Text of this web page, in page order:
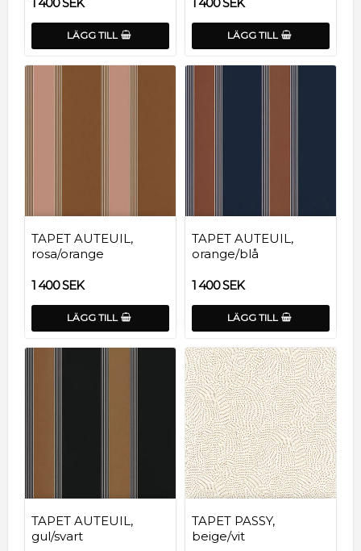
LÄGG TILL LÄGG TILL
TAPET AUTEUIL,
rosa/orange
1 400 SEK
LÄGG TILL
TAPET AUTEUIL,
orange/blå
1 400 SEK
LÄGG TILL
TAPET AUTEUIL,
gul/svart
TAPET PASSY,
beige/vit